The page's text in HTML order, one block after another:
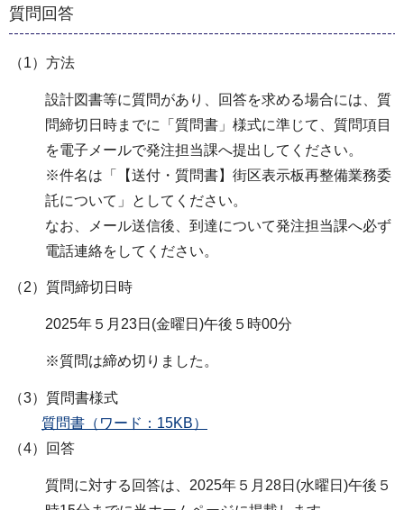
質問回答
（1）⽅法
設計図書等に質問があり、回答を求める場合には、質
問締切⽇時までに「質問書」様式に準じて、質問項目
を電⼦メールで発注担当課へ提出してください。
※件名は「【送付・質問書】街区表⽰板再整備業務委
託について」としてください。
なお、メール送信後、到達について発注担当課へ必ず
電話連絡をしてください。
（2）質問締切⽇時
2025年５⽉23⽇(金曜日)午後５時00分
※質問は締め切りました。
（3）質問書様式
質問書（ワード：15KB）
（4）回答
質問に対する回答は、2025年５月28日(水曜日)午後５